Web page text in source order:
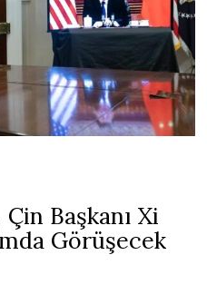
Başkanı Xi
Görüşecek